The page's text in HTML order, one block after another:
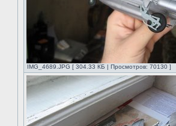
IMG_4689.JPG [ 304.33 КБ | Просмотров: 70130 ]